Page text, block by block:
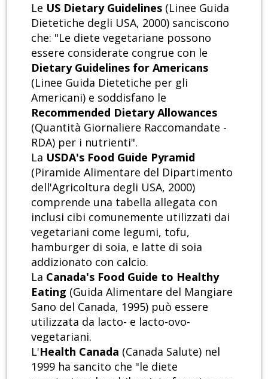
Le US Dietary Guidelines (Linee Guida
Dietetiche degli USA, 2000) sanciscono
che: "Le diete vegetariane possono
essere considerate congrue con le
Dietary Guidelines for Americans
(Linee Guida Dietetiche per gli
Americani) e soddisfano le
Recommended Dietary Allowances
(Quantità Giornaliere Raccomandate -
RDA) per i nutrienti".
La USDA's Food Guide Pyramid
(Piramide Alimentare del Dipartimento
dell'Agricoltura degli USA, 2000)
comprende una tabella allegata con
inclusi cibi comunemente utilizzati dai
vegetariani come legumi, tofu,
hamburger di soia, e latte di soia
addizionato con calcio.
La Canada's Food Guide to Healthy
Eating (Guida Alimentare del Mangiare
Sano del Canada, 1995) può essere
utilizzata da lacto- e lacto-ovo-
vegetariani.
L'Health Canada (Canada Salute) nel
1999 ha sancito che "le diete